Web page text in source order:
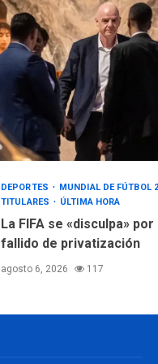
DEPORTES
MUNDIAL DE FÚTBOL
TITULARES
ÚLTIMA HORA
La FIFA se «disculpa» por
fallido de privatización
agosto 6, 2026 117